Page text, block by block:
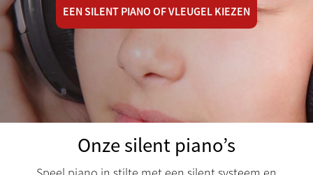
EEN SILENT PIANO OF VLEUGEL KIEZEN
Onze silent piano’s